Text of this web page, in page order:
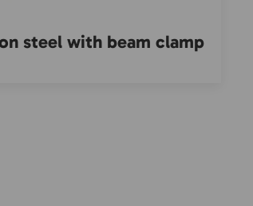
steel with beam clamp